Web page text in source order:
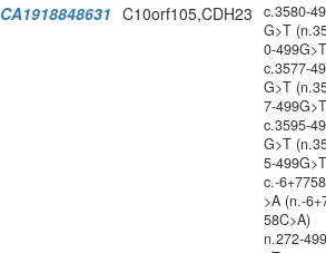
CA1918848631 C10orf105,CDH23
c.3580-
G>T
0-
c.3577-
G>T
7-
c.3595-
G>T
5-
c.-
>A (n.-
58C>A)
n.272-